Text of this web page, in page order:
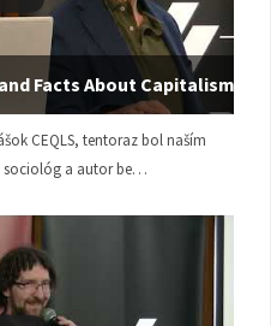
Facts About Capitalism
CEQLS, tentoraz bol naším
sociológ a autor be…